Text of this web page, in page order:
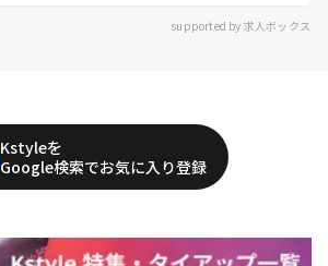
supported by 求人ボックス
Kstyleを
Google検索でお気に入り登録